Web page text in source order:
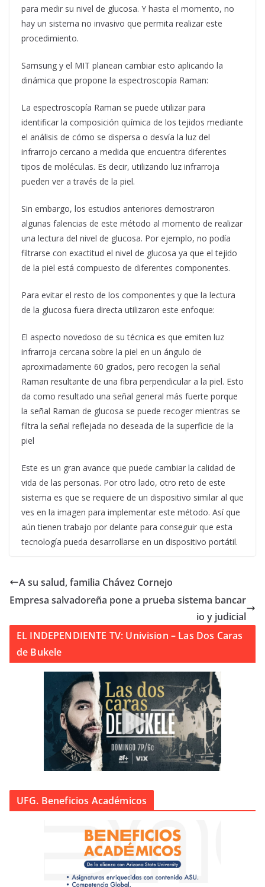
para medir su nivel de glucosa. Y hasta el momento, no
hay un sistema no invasivo que permita realizar este
procedimiento.
Samsung y el MIT planean cambiar esto aplicando la
dinámica que propone la espectroscopía Raman:
La espectroscopía Raman se puede utilizar para
identificar la composición química de los tejidos mediante
el análisis de cómo se dispersa o desvía la luz del
infrarrojo cercano a medida que encuentra diferentes
tipos de moléculas. Es decir, utilizando luz infrarroja
pueden ver a través de la piel.
Sin embargo, los estudios anteriores demostraron
algunas falencias de este método al momento de realizar
una lectura del nivel de glucosa. Por ejemplo, no podía
filtrarse con exactitud el nivel de glucosa ya que el tejido
de la piel está compuesto de diferentes componentes.
Para evitar el resto de los componentes y que la lectura
de la glucosa fuera directa utilizaron este enfoque:
El aspecto novedoso de su técnica es que emiten luz
infrarroja cercana sobre la piel en un ángulo de
aproximadamente 60 grados, pero recogen la señal
Raman resultante de una fibra perpendicular a la piel. Esto
da como resultado una señal general más fuerte porque
la señal Raman de glucosa se puede recoger mientras se
filtra la señal reflejada no deseada de la superficie de la
piel
Este es un gran avance que puede cambiar la calidad de
vida de las personas. Por otro lado, otro reto de este
sistema es que se requiere de un dispositivo similar al que
ves en la imagen para implementar este método. Así que
aún tienen trabajo por delante para conseguir que esta
tecnología pueda desarrollarse en un dispositivo portátil.
A su salud, familia Chávez Cornejo
Empresa salvadoreña pone a prueba sistema bancar
io y judicial
EL INDEPENDIENTE TV: Univision – Las Dos Caras
de Bukele
UFG. Beneficios Académicos